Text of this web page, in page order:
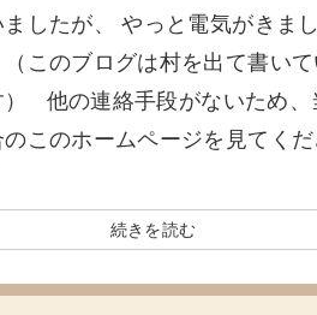
ましたが、 やっと電気がきま
（このブログは村を出て書い
） 他の連絡手段がないため、
のこのホームページを見てく
続きを読む